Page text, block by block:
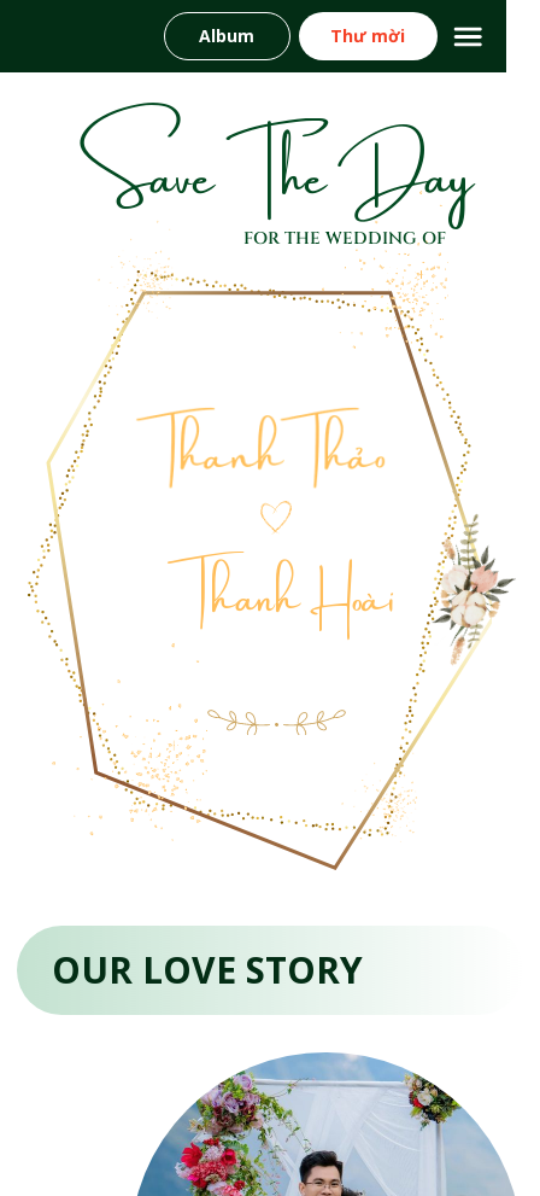
Album Thư mời
Thanh Hoài
Save The Day
FOR THE WEDDING OF
OUR LOVE STORY